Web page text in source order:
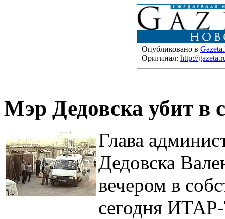
Опубликовано в
Оригинал: http://
Мэр Дедовска убит в
Глава
Дедовска
вечером в
сегодня